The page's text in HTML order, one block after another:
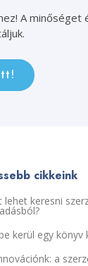
A minőséget
cikkeink
lehet keresni
kerül egy könyv
a